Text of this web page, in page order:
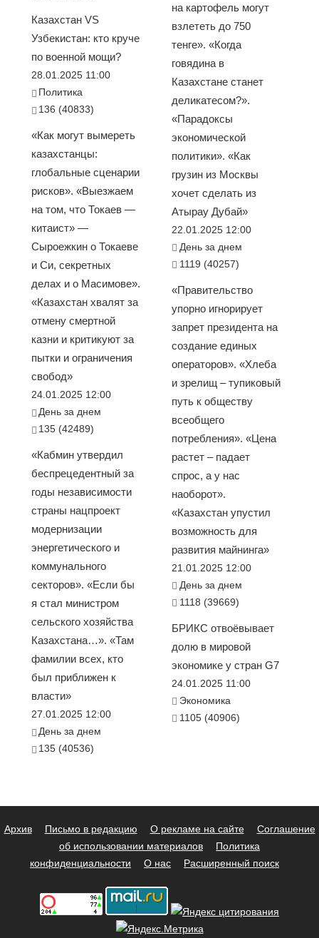
Казахстан VS
Узбекистан: кто круче
по военной мощи?
28.01.2025 11:00
Политика
136 (40833)
«Как могут вымереть
казахстанцы:
глобальные сценарии
рисков». «Выезжаем
на том, что Токаев —
китаист» —
Сыроежкин о Токаеве
и Си, секретных
делах и о Масимове».
«Казахстан хвалят за
отмену смертной
казни и критикуют за
пытки и ограничения
свобод»
24.01.2025 12:00
День за днем
135 (42489)
«Кабмин утвердил
беспрецедентный за
годы независимости
страны нацпроект
модернизации
энергетического и
коммунального
секторов». «Если бы
я стал министром
сельского хозяйства
Казахстана…». «Там
фамилии всех, кто
был приближен к
власти»
27.01.2025 12:00
День за днем
135 (40536)
на картофель могут
взлететь до 750
тенге». «Когда
говядина в
Казахстане станет
деликатесом?».
«Парадоксы
экономической
политики». «Как
грузин из Москвы
хочет сделать из
Атырау Дубай»
22.01.2025 12:00
День за днем
1119 (40257)
«Правительство
упорно игнорирует
запрет президента на
создание единых
операторов». «Хлеба
и зрелищ – тупиковый
путь к обществу
всеобщего
потребления». «Цена
растет – падает
спрос, а у нас
наоборот».
«Казахстан упустил
возможность для
развития майнинга»
21.01.2025 12:00
День за днем
1118 (39669)
БРИКС отвоёвывает
долю в мировой
экономике у стран G7
24.01.2025 11:00
Экономика
1105 (40906)
Архив Письмо в редакцию О рекламе на сайте
Соглашение
об использовании материалов
Политика
конфиденциальности
О нас Расширенный поиск